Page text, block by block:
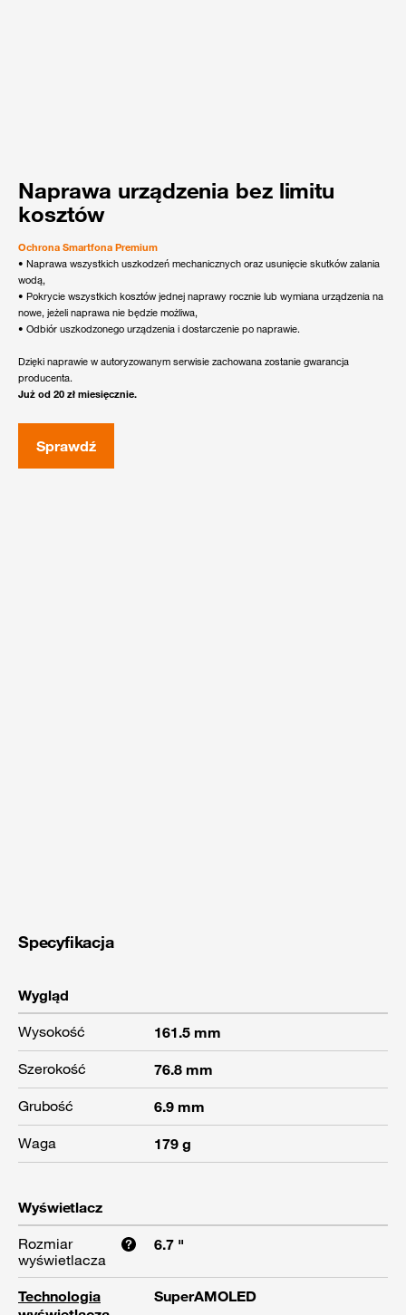
Naprawa urządzenia bez limitu
kosztów
Ochrona Smartfona Premium
• Naprawa wszystkich uszkodzeń mechanicznych oraz usunięcie skutków zalania
wodą,
• Pokrycie wszystkich kosztów jednej naprawy rocznie lub wymiana urządzenia na
nowe, jeżeli naprawa nie będzie możliwa,
• Odbiór uszkodzonego urządzenia i dostarczenie po naprawie.
Dzięki naprawie w autoryzowanym serwisie zachowana zostanie gwarancja
producenta.
Już od 20 zł miesięcznie.
Sprawdź
Specyfikacja
Wygląd
Wysokość
161.5 mm
Szerokość
76.8 mm
Grubość
6.9 mm
Waga
179 g
Wyświetlacz
Rozmiar
wyświetlacza
6.7 "
Technologia
SuperAMOLED